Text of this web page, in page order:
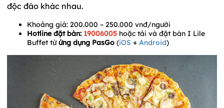
độc đáo khác nhau.
Khoảng giá: 200.000 – 250.000 vnđ/người
Hotline đặt bàn: 19006005 hoặc tải và đặt bàn I Lile
Buffet từứng dụng PasGo (iOS + Android)